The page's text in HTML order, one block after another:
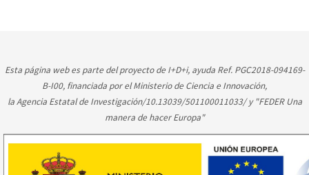
Esta página web es parte del proyecto de I+D+i, ayuda Ref. PGC2018-094169-
B-I00, financiada por el Ministerio de Ciencia e Innovación,
la Agencia Estatal de Investigación/10.13039/501100011033/ y "FEDER Una
manera de hacer Europa"